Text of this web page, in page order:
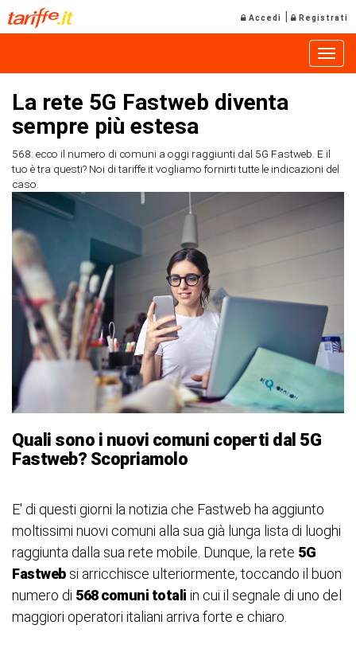
Accedi | Registrati
La rete 5G Fastweb diventa
sempre più estesa
568: ecco il numero di comuni a oggi raggiunti dal 5G Fastweb. E il
tuo è tra questi? Noi di tariffe.it vogliamo fornirti tutte le indicazioni del
caso.
Quali sono i nuovi comuni coperti dal 5G
Fastweb? Scopriamolo
E' di questi giorni la notizia che Fastweb ha aggiunto
moltissimi nuovi comuni alla sua già lunga lista di luoghi
raggiunta dalla sua rete mobile. Dunque, la rete 5G
Fastwebsi arricchisce ulteriormente, toccando il buon
numero di 568 comuni totali in cui il segnale di uno del
maggiori operatori italiani arriva forte e chiaro.